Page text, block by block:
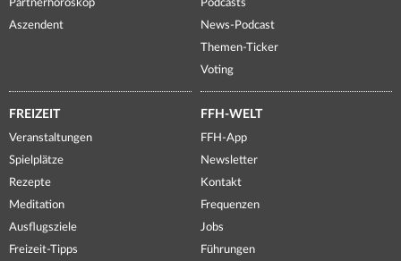
Partnerhoroskop
Aszendent
Podcasts
News-Podcast
Themen-Ticker
Voting
FREIZEIT
Veranstaltungen
Spielplätze
Rezepte
Meditation
Ausflugsziele
Freizeit-Tipps
FFH-WELT
FFH-App
Newsletter
Kontakt
Frequenzen
Jobs
Führungen